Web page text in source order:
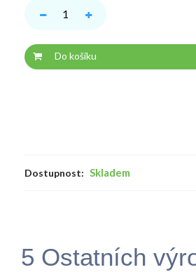
Do košíku
Dostupnost: Skladem
5 Ostatních